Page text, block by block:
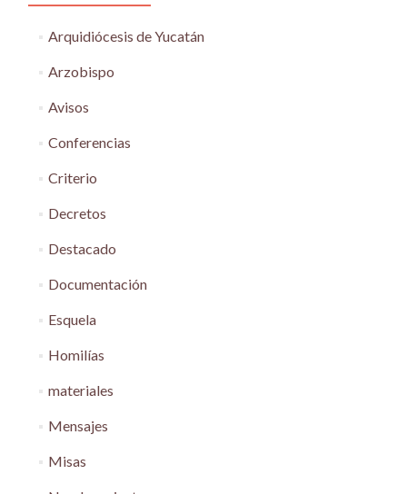
Arquidiócesis de Yucatán
Arzobispo
Avisos
Conferencias
Criterio
Decretos
Destacado
Documentación
Esquela
Homilías
materiales
Mensajes
Misas